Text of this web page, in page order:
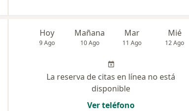
Hoy
9 Ago
Mañana
10 Ago
Mar
11 Ago
Mié
12 Ago
La reserva de citas en línea no está
disponible
Ver teléfono